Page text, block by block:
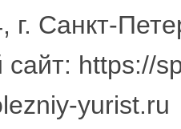
г. Санкт-
https://
yurist.ru